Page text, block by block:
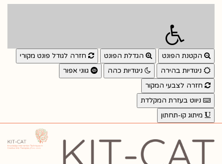
הקטנת הפונט הגדלת הפונט
חזרה לגודל פונט מקורי
ניגודיות בהירה
ניגודיות כהה
גווני אפור
חזרה לצבעי המקור
ניווט בעזרת המקלדת
מיתוג קו-תחתון